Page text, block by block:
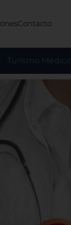
Contacto
Turismo Médico